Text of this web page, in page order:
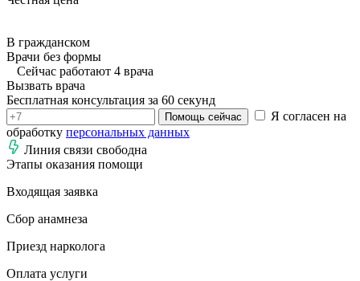
В гражданском
Врачи без формы
Сейчас работают 4 врача
Вызвать врача
Бесплатная консультация за 60 секунд
Помощь сейчас
Я согласен на
обработку персональных данных
Линия связи свободна
Этапы оказания помощи
Входящая заявка
Сбор анамнеза
Приезд нарколога
Оплата услуги